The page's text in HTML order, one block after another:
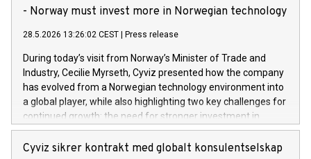
- Norway must invest more in Norwegian technology
28.5.2026 13:26:02 CEST Press release
During today’s visit from Norway’s Minister of Trade and
Industry, Cecilie Myrseth, Cyviz presented how the company
has evolved from a Norwegian technology environment into
a global player, while also highlighting two key challenges for
continued growth: the need for stronger investment in
technology and better access to the Norwegian defense
industry.
Cyviz sikrer kontrakt med globalt konsulentselskap